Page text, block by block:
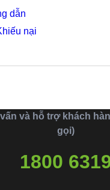
dẫn
nại
và hỗ trợ khách
gọi)
1800